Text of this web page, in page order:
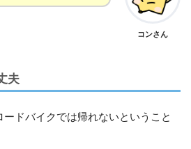
コンさん
夫
ドバイクでは帰れないということ